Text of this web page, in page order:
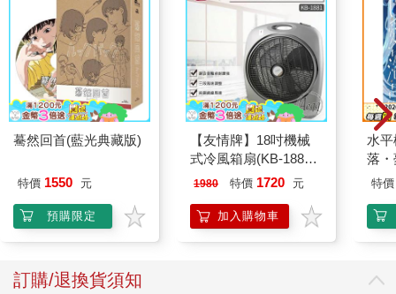
驀然回首(藍光典藏版)
特價 1550 元
預購限定
【友情牌】18吋機械
式冷風箱扇(KB-1881
按鍵在上方)
1980 特價 1720 元
加入購物車
水
落
特價
訂購/退換貨須知